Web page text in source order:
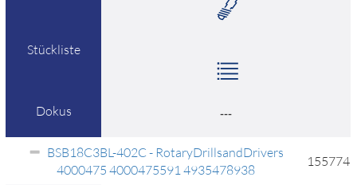
Stückliste
Dokus ---
BSB18C3BL-402C - RotaryDrillsandDrivers
4000475 4000475591 4935478938
155774